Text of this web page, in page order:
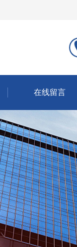
在线留言